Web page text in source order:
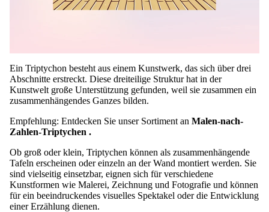
Ein Triptychon besteht aus einem Kunstwerk, das sich über drei
Abschnitte erstreckt. Diese dreiteilige Struktur hat in der
Kunstwelt große Unterstützung gefunden, weil sie zusammen ein
zusammenhängendes Ganzes bilden.
Empfehlung: Entdecken Sie unser Sortiment an Malen-nach-
Zahlen-Triptychen .
Ob groß oder klein, Triptychen können als zusammenhängende
Tafeln erscheinen oder einzeln an der Wand montiert werden. Sie
sind vielseitig einsetzbar, eignen sich für verschiedene
Kunstformen wie Malerei, Zeichnung und Fotografie und können
für ein beeindruckendes visuelles Spektakel oder die Entwicklung
einer Erzählung dienen.